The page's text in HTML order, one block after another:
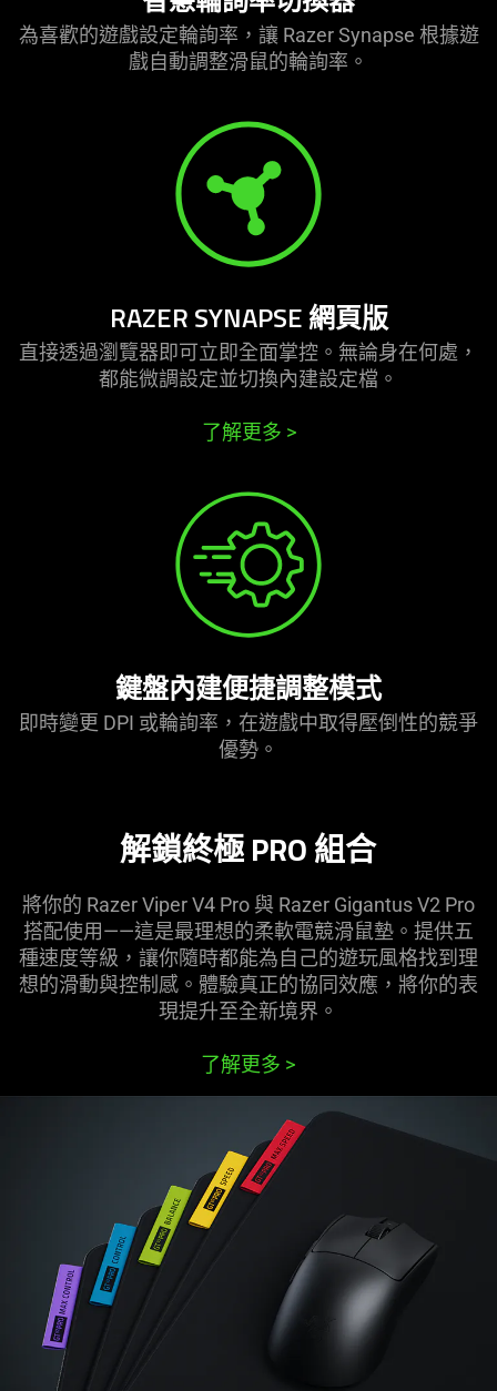
為喜歡的遊戲設定輪詢率，讓 Razer Synapse 根據遊
戲自動調整滑鼠的輪詢率 。
RAZER SYNAPSE 網頁版
直接透過瀏覽器即可立即全面掌控。無論身在何處，
都能微調設定並切換內建設定檔 。
了解更多 >
鍵盤內建便捷調整模式
即時變更 DPI 或輪詢率，在遊戲中取得壓倒性的競爭
優勢 。
解鎖終極 PRO組合
將你的 Razer Viper V4 Pro 與 Razer Gigantus V2 Pro
搭配使用——這是最理想的柔軟電競滑鼠墊。提供五
種速度等級，讓你隨時都能為自己的遊玩風格找到理
想的滑動與控制感。體驗真正的協同效應，將你的表
現提升至全新境界 。
了解更多 >